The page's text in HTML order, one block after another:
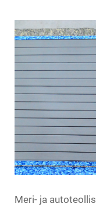
Meri- ja